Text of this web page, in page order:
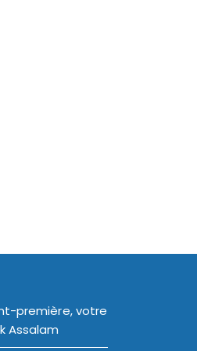
première, votre
Assalam